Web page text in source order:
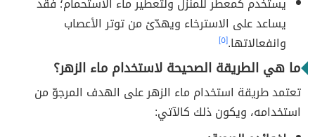
يساعد على الاسترخاء ويهدّئ من توتر الأعصاب
وانفعالاتها.[٥]
ما هي الطريقة الصحيحة لاستخدام ماء الزهر؟
تعتمد طريقة استخدام ماء الزهر على الهدف المرجوّ من
استخدامه، ويكون ذلك كالآتي: